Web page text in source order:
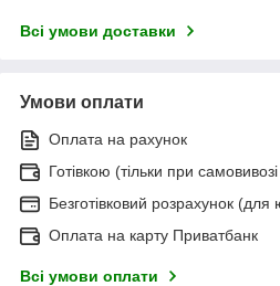
Всі умови доставки
Умови оплати
Оплата на рахунок
Готівкою (тільки при
Безготівковий розрахунок (для
Оплата на карту Приватбанк
Всі умови оплати